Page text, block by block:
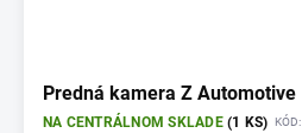
Predná kamera Z Automotive
NA CENTRÁLNOM SKLADE(1 KS) KÓD: